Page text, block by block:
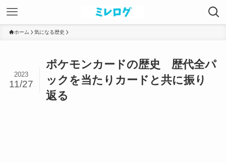
ホーム 気になる歴史
ポケモンカードの歴史 歴代全パ
ックを当たりカードと共に振り
返る
2023
11/27